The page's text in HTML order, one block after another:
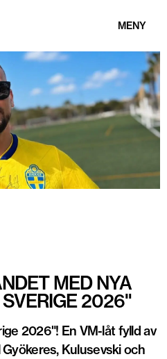
MENY
MED NYA
2026"
2026"! En VM-låt fylld av
Kulusevski och